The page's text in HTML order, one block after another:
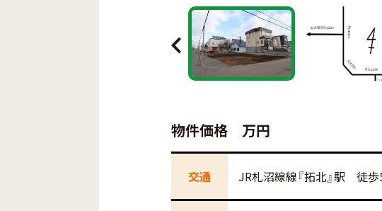
物件価格 万円
交通 JR札沼線線『拓北』駅 徒